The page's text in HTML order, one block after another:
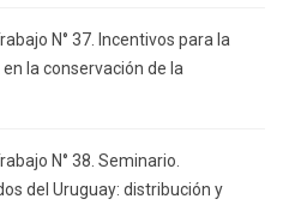
N° 37. Incentivos para la
la conservación de la
N° 38. Seminario.
del Uruguay: distribución y